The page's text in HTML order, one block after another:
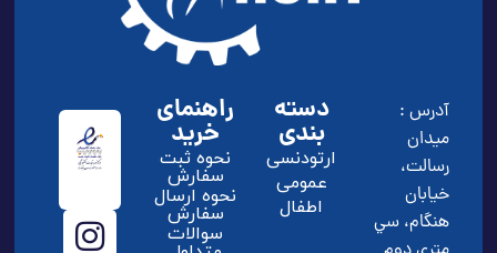
آدرس :
ميدان
رسالت،
خيابان
هنگام، سي
دسته
بندی
ارتودنسی
عمومی
اطفال
راهنمای
خرید
نحوه ثبت
سفارش
نحوه ارسال
سفارش
سوالات